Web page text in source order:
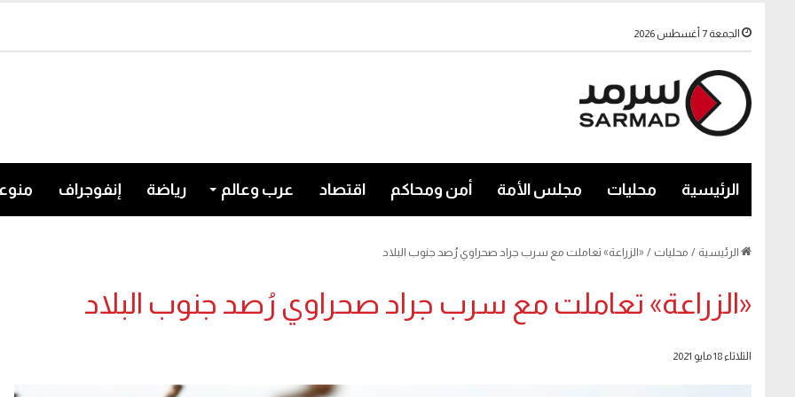
الجمعة 7 أغسطس 2026
الرئيسية محليات مجلس الأمة أمن ومحاكم اقتصاد عرب وعالم رياضة إنفوجراف
الرئيسية / محليات / «الزراعة» تعاملت مع سرب جراد صحراوي رُصد جنوب البلاد
«الزراعة» تعاملت مع سرب جراد صحراوي رُصد جنوب البلاد
الثلاثاء 18 مايو 2021